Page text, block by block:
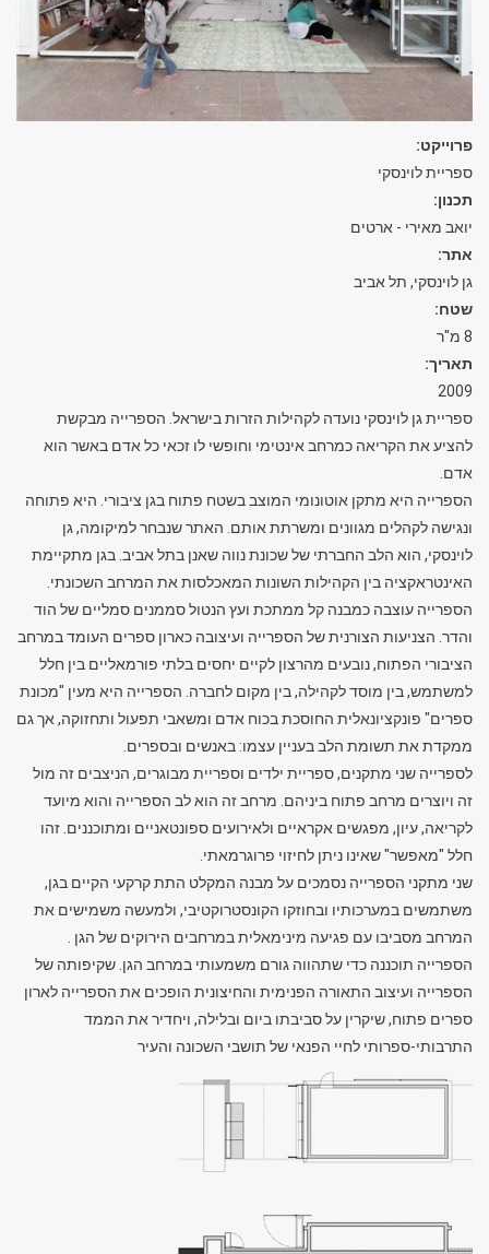
פרוייקט:
ספריית לוינסקי
תכנון:
יואב מאירי - ארטים
אתר:
גן לוינסקי, תל אביב
שטח:
8 מ"ר
תאריך:
2009
ספריית גן לוינסקי נועדה לקהילות הזרות בישראל. הספרייה מבקשת
להציע את הקריאה כמרחב אינטימי וחופשי לו זכאי כל אדם באשר הוא
אדם.
הספרייה היא מתקן אוטונומי המוצב בשטח פתוח בגן ציבורי. היא פתוחה
ונגישה לקהלים מגוונים ומשרתת אותם. האתר שנבחר למיקומה, גן
לוינסקי, הוא הלב החברתי של שכונת נווה שאנן בתל אביב. בגן מתקיימת
האינטראקציה בין הקהילות השונות המאכלסות את המרחב השכונתי.
הספרייה עוצבה כמבנה קל ממתכת ועץ הנטול סממנים סמליים של הוד
והדר. הצניעות הצורנית של הספרייה ועיצובה כארון ספרים העומד במרחב
הציבורי הפתוח, נובעים מהרצון לקיים יחסים בלתי פורמאליים בין חלל
למשתמש, בין מוסד לקהילה, בין מקום לחברה. הספרייה היא מעין "מכונת
ספרים" פונקציונאלית החוסכת בכוח אדם ומשאבי תפעול ותחזוקה, אך גם
ממקדת את תשומת הלב בעניין עצמו: באנשים ובספרים.
לספרייה שני מתקנים, ספריית ילדים וספריית מבוגרים, הניצבים זה מול
זה ויוצרים מרחב פתוח ביניהם. מרחב זה הוא לב הספרייה והוא מיועד
לקריאה, עיון, מפגשים אקראיים ולאירועים ספונטאניים ומתוכננים. זהו
חלל "מאפשר" שאינו ניתן לחיזוי פרוגרמאתי.
שני מתקני הספרייה נסמכים על מבנה המקלט התת קרקעי הקיים בגן,
משתמשים במערכותיו ובחוזקו הקונסטרוקטיבי, ולמעשה משמישים את
המרחב מסביבו עם פגיעה מינימאלית במרחבים הירוקים של הגן .
הספרייה תוכננה כדי שתהווה גורם משמעותי במרחב הגן. שקיפותה של
הספרייה ועיצוב התאורה הפנימית והחיצונית הופכים את הספרייה לארון
ספרים פתוח, שיקרין על סביבתו ביום ובלילה, ויחדיר את הממד
התרבותי-ספרותי לחיי הפנאי של תושבי השכונה והעיר